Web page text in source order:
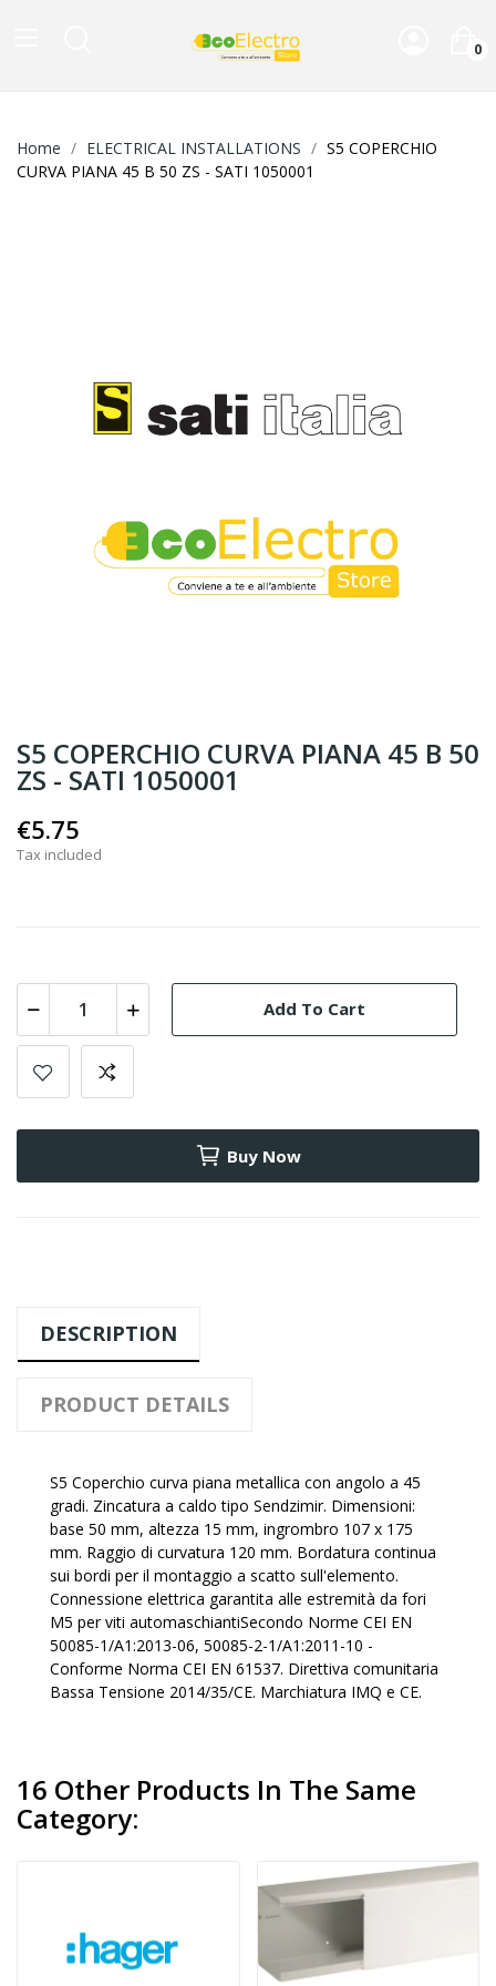
0
Home ELECTRICAL INSTALLATIONS
S5 COPERCHIO
CURVA PIANA 45 B 50 ZS - SATI 1050001
S5 COPERCHIO CURVA PIANA 45 B 50
ZS - SATI 1050001
€5.75
Tax included
Add To Cart
Buy Now
DESCRIPTION
PRODUCT DETAILS
S5 Coperchio curva piana metallica con angolo a 45
gradi. Zincatura a caldo tipo Sendzimir. Dimensioni:
base 50 mm, altezza 15 mm, ingrombro 107 x 175
mm. Raggio di curvatura 120 mm. Bordatura continua
sui bordi per il montaggio a scatto sull'elemento.
Connessione elettrica garantita alle estremità da fori
M5 per viti automaschiantiSecondo Norme CEI EN
50085-1/A1:2013-06, 50085-2-1/A1:2011-10 -
Conforme Norma CEI EN 61537. Direttiva comunitaria
Bassa Tensione 2014/35/CE. Marchiatura IMQ e CE.
16 Other Products In The Same
Category: